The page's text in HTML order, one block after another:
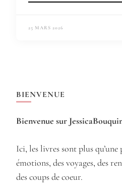
25 MARS 2026
BIENVENUE
Bienvenue sur
Ici, les livres sont plus qu’une
émotions, des voyages, des
des coups de coeur.